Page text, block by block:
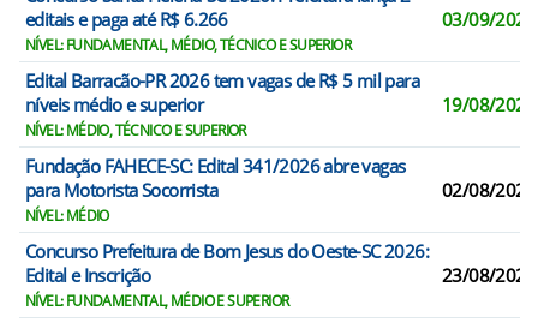
editais e paga até R$ 6.266
NÍVEL: FUNDAMENTAL, MÉDIO, TÉCNICO E SUPERIOR
03/09/2026
Edital Barracão-PR 2026 tem vagas de R$ 5 mil para
níveis médio e superior
NÍVEL: MÉDIO, TÉCNICO E SUPERIOR
19/08/2026
Fundação FAHECE-SC: Edital 341/2026 abre vagas
para Motorista Socorrista
NÍVEL: MÉDIO
02/08/2026
Concurso Prefeitura de Bom Jesus do Oeste-SC 2026:
Edital e Inscrição
NÍVEL: FUNDAMENTAL, MÉDIO E SUPERIOR
23/08/2026